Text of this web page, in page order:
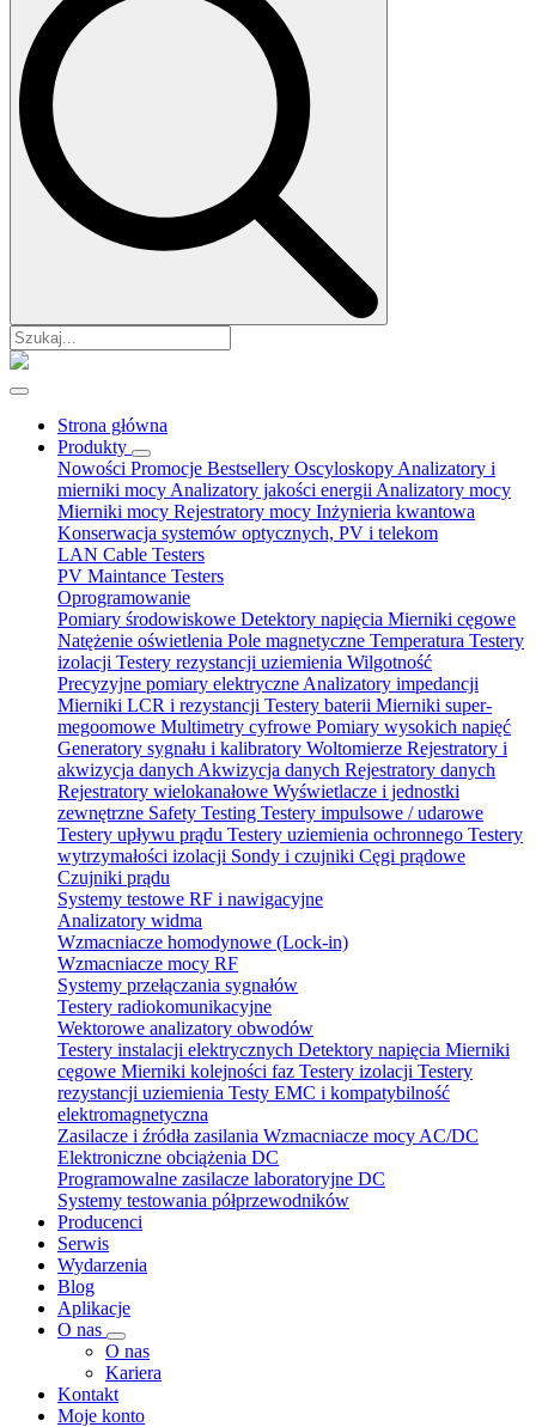
Strona główna
Produkty
Nowości Promocje Bestsellery Oscyloskopy Analizatory i
mierniki mocy Analizatory jakości energii Analizatory mocy
Mierniki mocy Rejestratory mocy Inżynieria kwantowa
Konserwacja systemów optycznych, PV i telekom
LAN Cable Testers
PV Maintance Testers
Oprogramowanie
Pomiary środowiskowe Detektory napięcia Mierniki cęgowe
Natężenie oświetlenia Pole magnetyczne Temperatura Testery
izolacji Testery rezystancji uziemienia Wilgotność
Precyzyjne pomiary elektryczne Analizatory impedancji
Mierniki LCR i rezystancji Testery baterii Mierniki super-
megoomowe Multimetry cyfrowe Pomiary wysokich napięć
Generatory sygnału i kalibratory Woltomierze Rejestratory i
akwizycja danych Akwizycja danych Rejestratory danych
Rejestratory wielokanałowe Wyświetlacze i jednostki
zewnętrzne Safety Testing Testery impulsowe / udarowe
Testery upływu prądu Testery uziemienia ochronnego Testery
wytrzymałości izolacji Sondy i czujniki Cęgi prądowe
Czujniki prądu
Systemy testowe RF i nawigacyjne
Analizatory widma
Wzmacniacze homodynowe (Lock‑in)
Wzmacniacze mocy RF
Systemy przełączania sygnałów
Testery radiokomunikacyjne
Wektorowe analizatory obwodów
Testery instalacji elektrycznych Detektory napięcia Mierniki
cęgowe Mierniki kolejności faz Testery izolacji Testery
rezystancji uziemienia Testy EMC i kompatybilność
elektromagnetyczna
Zasilacze i źródła zasilania Wzmacniacze mocy AC/DC
Elektroniczne obciążenia DC
Programowalne zasilacze laboratoryjne DC
Systemy testowania półprzewodników
Producenci
Serwis
Wydarzenia
Blog
Aplikacje
O nas
O nas
Kariera
Kontakt
Moje konto